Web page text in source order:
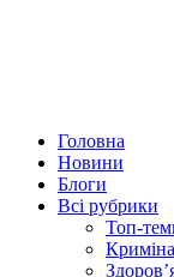
Головна
Новини
Блоги
Всі рубрики
Топ-